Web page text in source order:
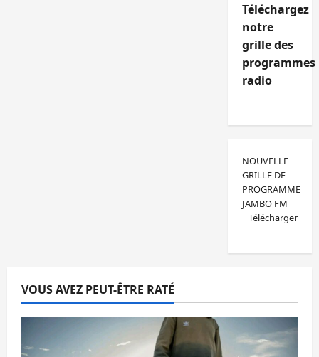
Téléchargez
notre
grille des
programmes
radio
NOUVELLE
GRILLE DE
PROGRAMME
JAMBO FM
Télécharger
VOUS AVEZ PEUT-ÊTRE RATÉ